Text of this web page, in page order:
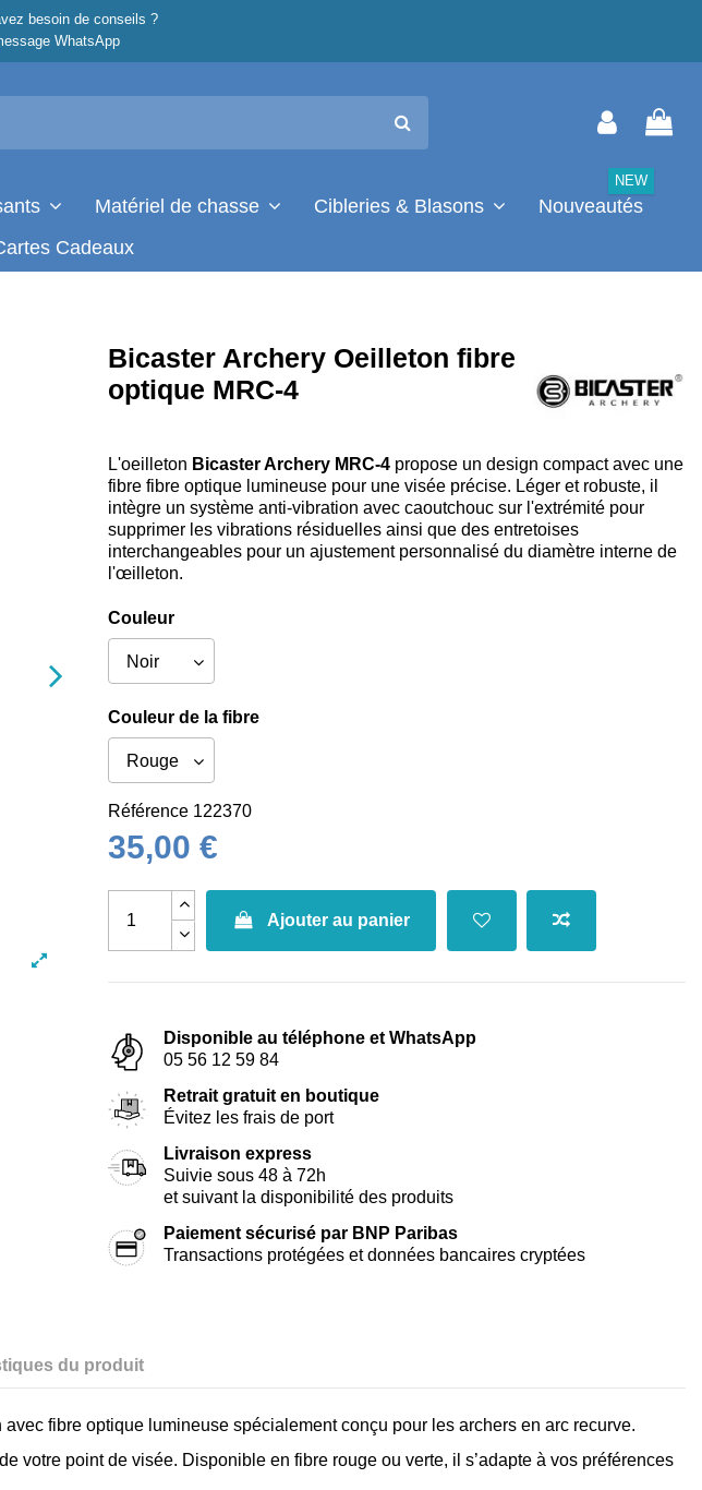
besoin de conseils ?
WhatsApp
Matériel de chasse Cibleries & Blasons Nouveautés
NEW
Cadeaux
Bicaster Archery Oeilleton fibre
optique MRC-4
L'oeilleton Bicaster Archery MRC-4 propose un design compact avec une
fibre fibre optique lumineuse pour une visée précise. Léger et robuste, il
intègre un système anti-vibration avec caoutchouc sur l'extrémité pour
supprimer les vibrations résiduelles ainsi que des entretoises
interchangeables pour un ajustement personnalisé du diamètre interne de
l'œilleton.
Couleur
Couleur de la fibre
Référence 122370
35,00 €
Ajouter au panier
Disponible au téléphone et WhatsApp
05 56 12 59 84
Retrait gratuit en boutique
Évitez les frais de port
Livraison express
Suivie sous 48 à 72h
et suivant la disponibilité des produits
Paiement sécurisé par BNP Paribas
Transactions protégées et données bancaires cryptées
du produit
avec fibre optique lumineuse spécialement conçu pour les archers en arc recurve.
votre point de visée. Disponible en fibre rouge ou verte, il s’adapte à vos préférences